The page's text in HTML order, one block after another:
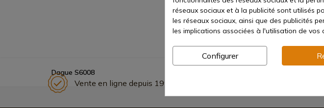
Dague S6008
Vente en ligne depuis 1998
réseaux sociaux et à la publicité sont utilisés
les réseaux sociaux, ainsi que des publicités
les implications associées à l'utilisation de vos
Configurer